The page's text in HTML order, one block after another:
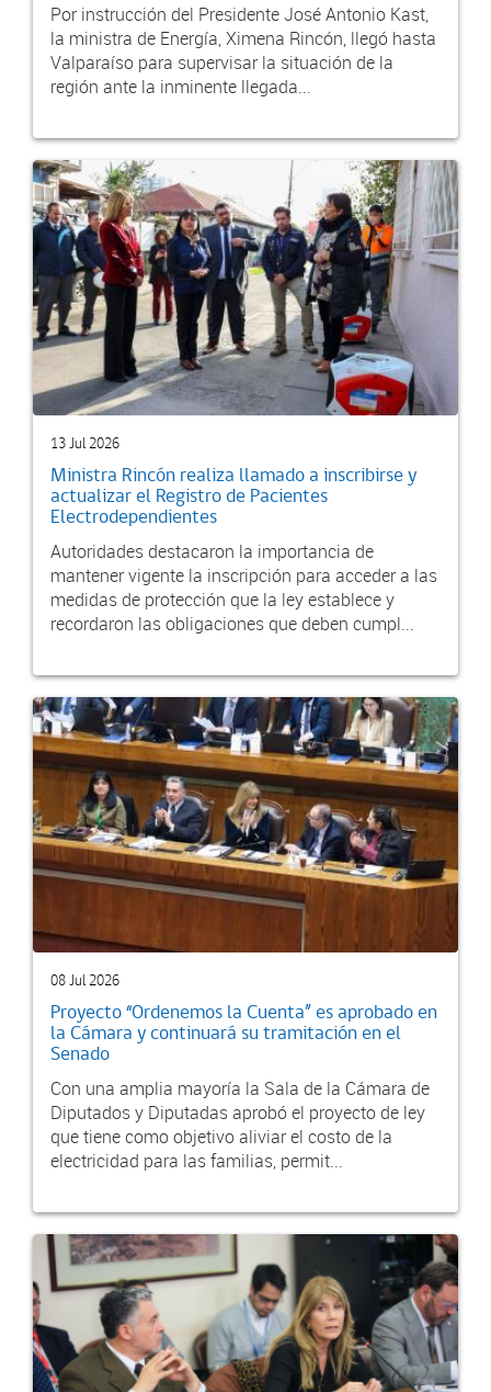
Por instrucción del Presidente José Antonio Kast,
la ministra de Energía, Ximena Rincón, llegó hasta
Valparaíso para supervisar la situación de la
región ante la inminente llegada...
13 Jul 2026
Ministra Rincón realiza llamado a inscribirse y
actualizar el Registro de Pacientes
Electrodependientes
Autoridades destacaron la importancia de
mantener vigente la inscripción para acceder a las
medidas de protección que la ley establece y
recordaron las obligaciones que deben cumpl...
08 Jul 2026
Proyecto “Ordenemos la Cuenta” es aprobado en
la Cámara y continuará su tramitación en el
Senado
Con una amplia mayoría la Sala de la Cámara de
Diputados y Diputadas aprobó el proyecto de ley
que tiene como objetivo aliviar el costo de la
electricidad para las familias, permit...